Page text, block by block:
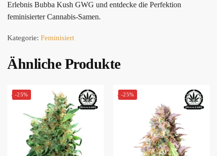
Erlebnis Bubba Kush GWG und entdecke die Perfektion
feminisierter Cannabis-Samen.
Kategorie: Feminisiert
Ähnliche Produkte
-25% -25%